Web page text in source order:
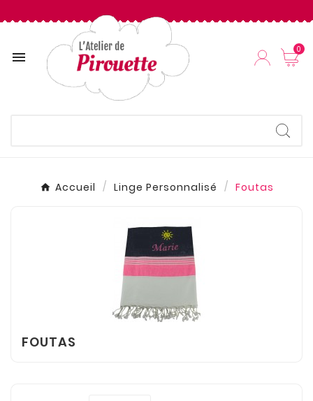
 0
Accueil Linge Personnalisé Foutas
FOUTAS